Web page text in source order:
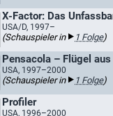
X-Factor: Das
USA/D, 1997–
(Schauspieler in 1 Folge)
Pensacola – Flügel aus
USA, 1997–2000
(Schauspieler in 1 Folge)
Profiler
USA, 1996–2000